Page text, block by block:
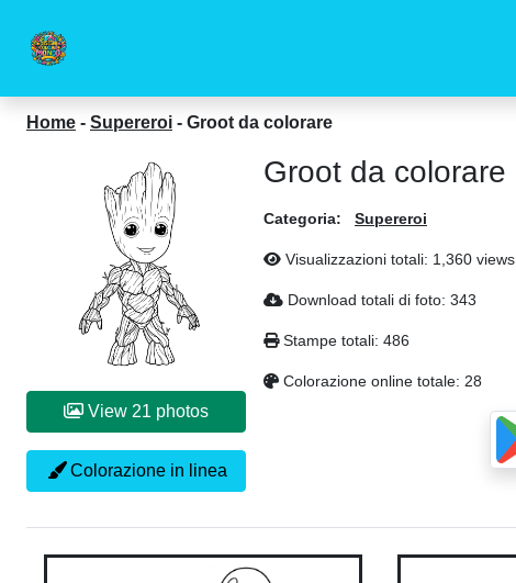
Home - Supereroi - Groot da colorare
View 21 photos
Colorazione in linea
Groot da colorare
Categoria: Supereroi
Visualizzazioni totali: 1,360 views
Download totali di foto: 343
Stampe totali: 486
Colorazione online totale: 28